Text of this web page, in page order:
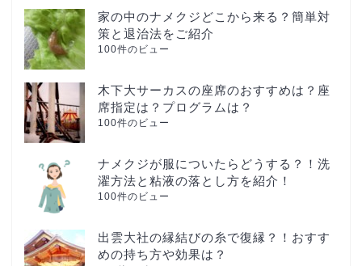
家の中のナメクジどこから来る？簡単対
策と退治法をご紹介
100件のビュー
木下大サーカスの座席のおすすめは？座
席指定は？プログラムは？
100件のビュー
ナメクジが服についたらどうする？！洗
濯方法と粘液の落とし方を紹介！
100件のビュー
出雲大社の縁結びの糸で復縁？！おすす
めの持ち方や効果は？